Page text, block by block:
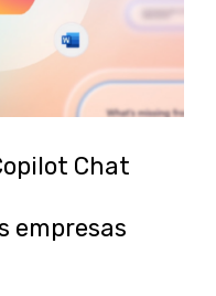
Chat
empresas